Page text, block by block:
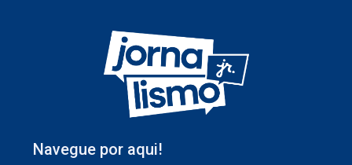
Navegue por aqui!